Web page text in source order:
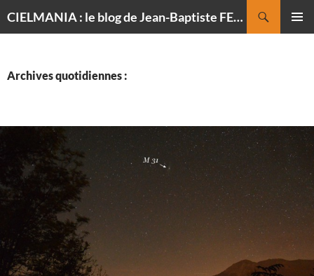
CIELMANIA : le blog de Jean-Baptiste FELDMANN, photographe du ciel
Archives quotidiennes :